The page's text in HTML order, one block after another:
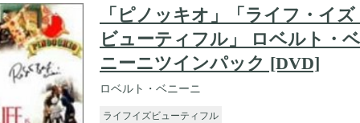
「ピノッキオ」「ライフ・イズ
ビューティフル」 ロベルト・ベ
ニーニツインパック [DVD]
ロベルト・ベニーニ
ライフイズビューティフル